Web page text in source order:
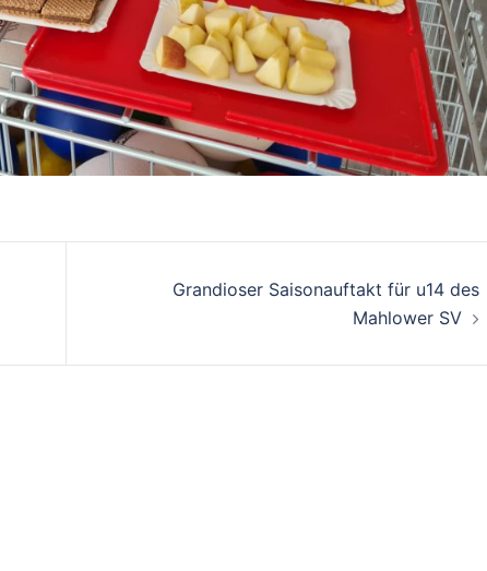
Grandioser Saisonauftakt für u14 des
Mahlower SV